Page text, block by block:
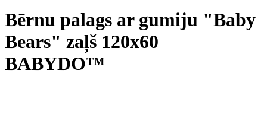
Bērnu palags ar gumiju "Baby
Bears" zaļš 120x60
BABYDO™